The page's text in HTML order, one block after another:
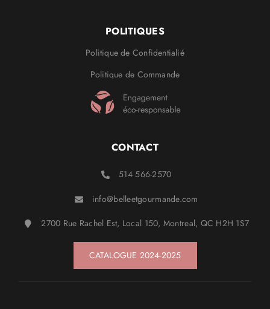
POLITIQUES
Politique de Confidentialié
Politique de Commande
CONTACT
514 566-2570
info@belleetgourmande.com
2700 Rue Rachel Est, Local 150, Montreal, QC H2H 1S7
CATALOGUE 2024-2025